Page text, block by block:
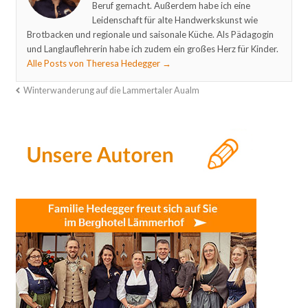
Beruf gemacht. Außerdem habe ich eine
Leidenschaft für alte Handwerkskunst wie
Brotbacken und regionale und saisonale Küche. Als Pädagogin
und Langlauflehrerin habe ich zudem ein großes Herz für Kinder.
Alle Posts von Theresa Hedegger →
Winterwanderung auf die Lammertaler Aualm